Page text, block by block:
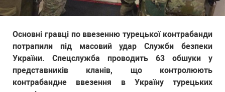
Основні гравці по ввезенню турецької контрабанди
потрапили під масовий удар Служби безпеки
України. Спецслужба проводить 63 обшуки у
представників кланів, що контролюють
контрабандне ввезення в Україну турецьких